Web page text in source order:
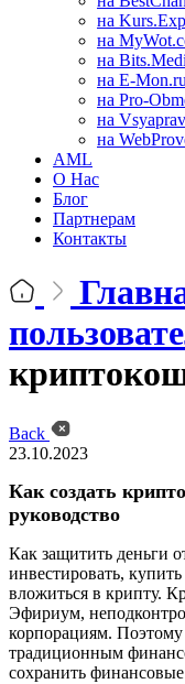
на
на
на
на E-Mon.ru
на Pro-
на
на
AML
О Нас
Блог
Партнерам
Контакты
Back
23.10.2023
Как создать
руководство
Как защитить деньги
инвестировать,
вложиться в крипту.
Эфириум,
корпорациям.
традиционным
сохранить